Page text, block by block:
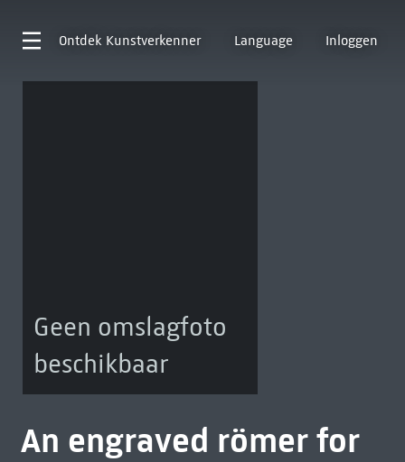
Ontdek Kunstverkenner Language Inloggen
Geen omslagfoto
beschikbaar
An engraved römer for